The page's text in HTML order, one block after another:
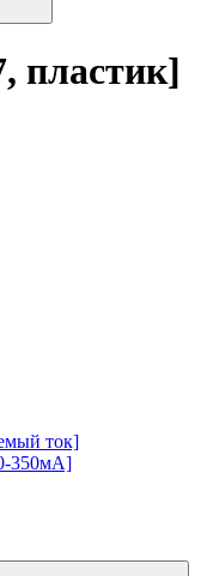
пластик]
ток]
350мА]